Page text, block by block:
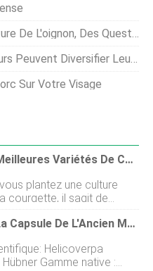
Des Questions, Réponses
Diversifier Leurs Revenus
Sur Votre Visage
11 Des Meilleures Variétés De Courges D'hiver
plantez une culture
courgette, il sagit de
linstant, et profiter de la
de lété. Dun autre côté, la
vous pensez à lavenir.
vous un festin à votre
Ver De La Capsule De L'Ancien Monde
Helicoverpa